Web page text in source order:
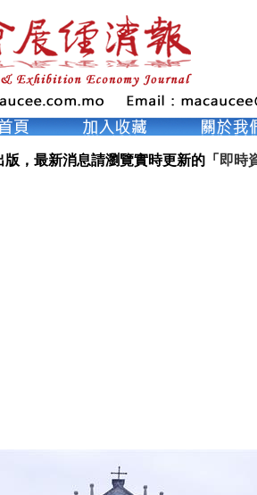
，最新消息請瀏覽實時更新的「 即時